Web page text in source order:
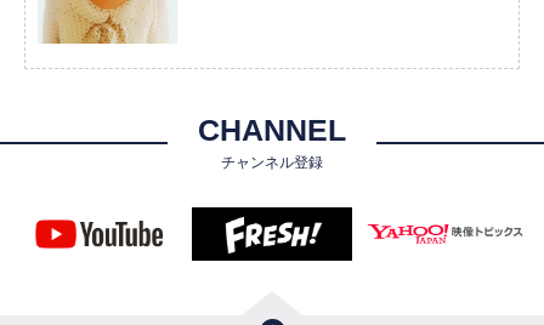
CHANNEL
チャンネル登録